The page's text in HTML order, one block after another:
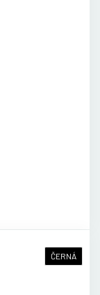
ČERNÁ